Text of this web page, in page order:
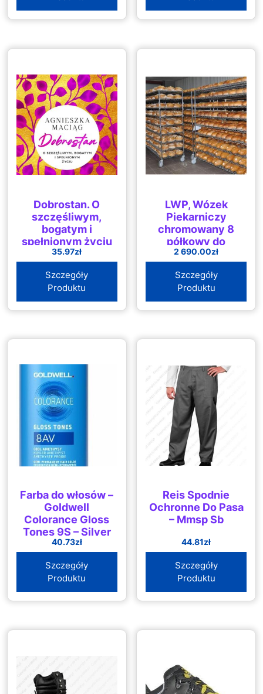
Dobrostan. O
szczęśliwym,
bogatym i
spełnionym życiu
35.97zł
Szczegóły
Produktu
LWP, Wózek
Piekarniczy
chromowany 8
półkowy do
studzenia, duży
WP-183
2 690.00zł
Szczegóły
Produktu
Farba do włosów –
Goldwell
Colorance Gloss
Tones 9S – Silver
Lustre
40.73zł
Szczegóły
Produktu
Reis Spodnie
Ochronne Do Pasa
– Mmsp Sb
44.81zł
Szczegóły
Produktu